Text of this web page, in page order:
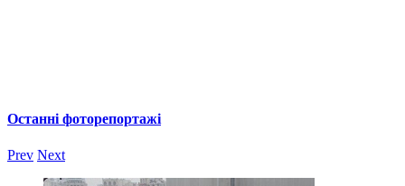
Останні фоторепортажі
Prev Next